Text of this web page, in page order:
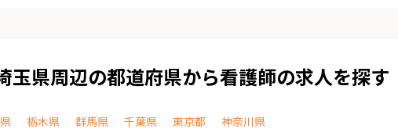
玉県周辺の都道府県から看護師の求人を探す
栃木県 群馬県 千葉県 東京都 神奈川県